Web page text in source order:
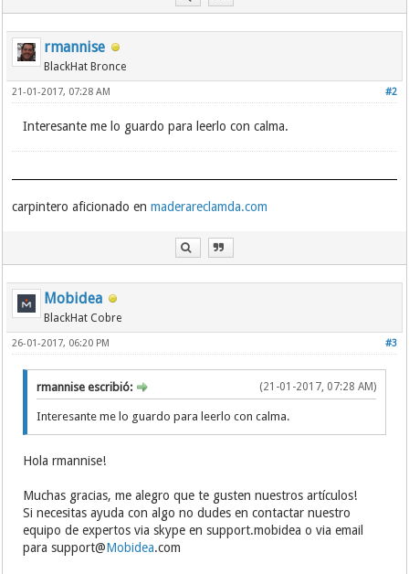
rmannise
BlackHat Bronce
#2
21-01-2017, 07:28 AM
Interesante me lo guardo para leerlo con calma.
carpintero aficionado enmaderareclamda.com
Mobidea
BlackHat Cobre
#3
26-01-2017, 06:20 PM
(21-01-2017, 07:28 AM)
rmannise escribió:
Interesante me lo guardo para leerlo con calma.
Hola rmannise!
Muchas gracias, me alegro que te gusten nuestros artículos!
Si necesitas ayuda con algo no dudes en contactar nuestro
equipo de expertos via skype en support.mobidea o via email
para support@Mobidea.com